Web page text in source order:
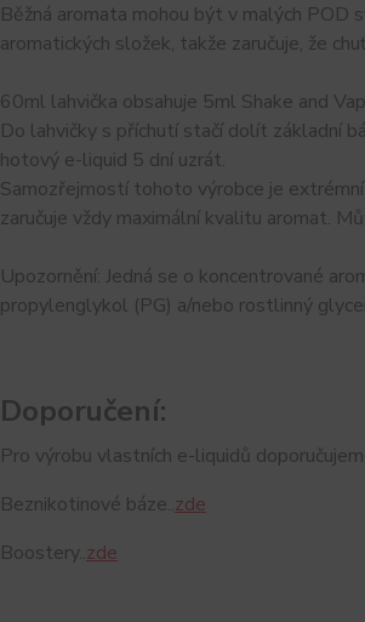
Běžná aromata mohou být v malých POD
aromatických složek, takže zaručuje, že
60ml lahvička obsahuje 5ml Shake and
Do lahvičky s příchutí stačí dolít základní
hotový e-liquid 5 dní uzrát.
Samozřejmostí tohoto výrobce je
zaručuje vždy maximální kvalitu aromat.
Upozornění: Jedná se o koncentrované
propylenglykol (PG) a/nebo rostlinný
Doporučení:
Pro výrobu vlastních e-liquidů
Beznikotinové báze..zde
Boostery..zde